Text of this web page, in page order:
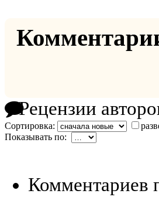
Рецензии
Сортировка:
Показывать по:
Комментариев